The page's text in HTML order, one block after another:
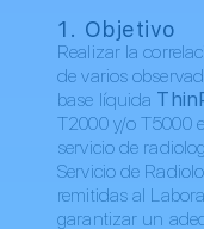
1. Objetivo
Realizar la
de varios
base líquida
T2000 y/o T5000
servicio de
Servicio de
remitidas al
garantizar un